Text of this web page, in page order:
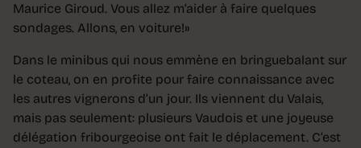
Maurice Giroud. Vous allez m’aider à faire quelques
sondages. Allons, en voiture!»
Dans le minibus qui nous emmène en bringuebalant sur
le coteau, on en profite pour faire connaissance avec
les autres vignerons d’un jour. Ils viennent du Valais,
mais pas seulement: plusieurs Vaudois et une joyeuse
délégation fribourgeoise ont fait le déplacement. C’est